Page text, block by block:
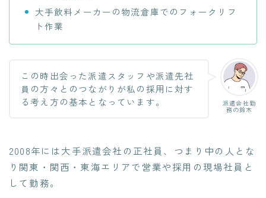
大手飲料メーカーの物流倉庫でのフォークリフ
ト作業
派遣会社勤
務の鈴木
この時出会った派遣スタッフや派遣先社
員の方々とのつながりが私の採用に対す
る考え方の基本となっています。
2008年には大手派遣会社の正社員、つまり中の人とな
り関東・関西・東海エリアで営業や採用の現場社員と
して勤務。